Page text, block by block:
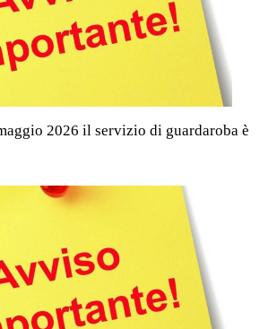
2026 il servizio di guardaroba è